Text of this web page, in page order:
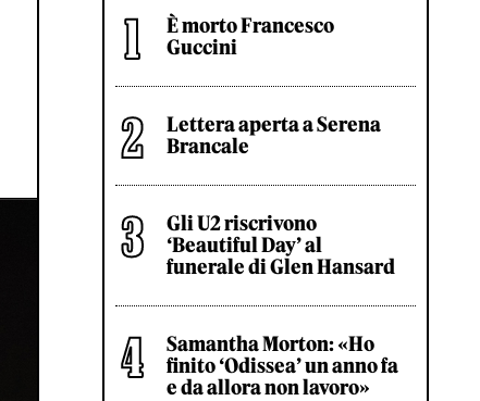
È morto Francesco
Guccini
Lettera aperta a Serena
Brancale
Gli U2 riscrivono
‘Beautiful Day’ al
funerale di Glen Hansard
Samantha Morton: «Ho
finito ‘Odissea’ un anno fa
e da allora non lavoro»